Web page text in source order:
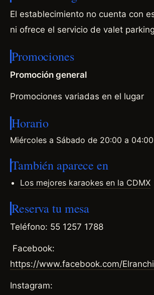
El establecimiento no cuenta con
ni ofrece el servicio de valet
Promociones
Promoción general
Promociones variadas en el lugar
Horario
Miércoles a Sábado de 20:00 a
También aparece en
Los mejores karaokes en la CDMX
Reserva tu mesa
Teléfono: 55 1257 1788
Facebook:
https://www.facebook.com/
Instagram: